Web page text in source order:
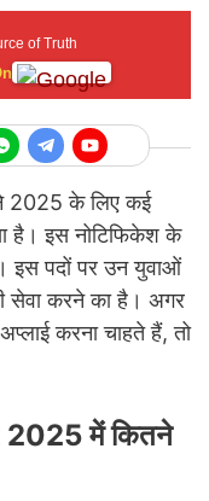
of Truth
2025 के लिए कई
है। इस नोटिफिकेश के
इस पदों पर उन युवाओं
सेवा करने का है। अगर
करना चाहते हैं, तो
में कितने